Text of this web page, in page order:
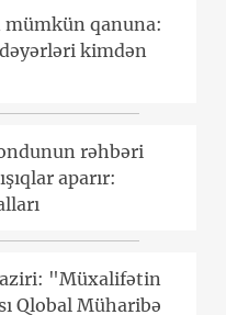
qanuna:
kimdən
rəhbəri
aparır:
"Müxalifətin
Qlobal Müharibə